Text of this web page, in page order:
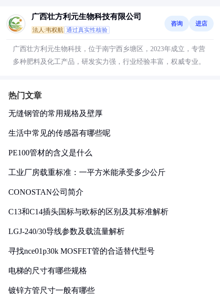
广西壮方利元生物科技有限公司
法人:韦权航 通过真实性核验
咨询 进店
广西壮方利元生物科技，位于南宁西乡塘区，2023年成立，专营
多种肥料及化工产品，研发实力强，行业经验丰富，权威专业。
热门文章
无缝钢管的常用规格及壁厚
生活中常见的传感器有哪些呢
PE100管材的含义是什么
工业厂房载重标准：一平方米能承受多少公斤
CONOSTAN公司简介
C13和C14插头国标与欧标的区别及其标准解析
LGJ-240/30导线参数及载流量解析
寻找nce01p30k MOSFET管的合适替代型号
电梯的尺寸有哪些规格
镀锌方管尺寸一般有哪些